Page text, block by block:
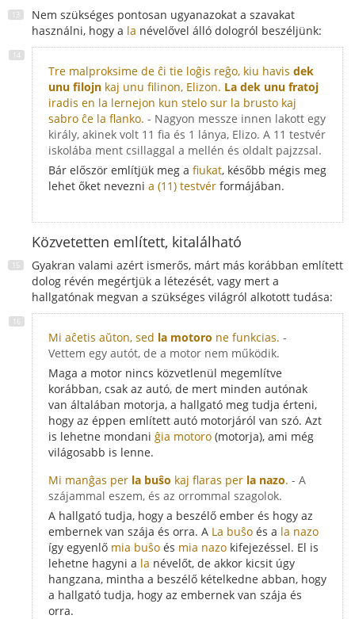
Nem szükséges pontosan ugyanazokat a szavakat
használni, hogy a la névelővel álló dologról beszéljünk:
Tre malproksime de ĉi tie loĝis reĝo, kiu havis dek
unu filojn kaj unu filinon, Elizon. La dek unu fratoj
iradis en la lernejon kun stelo sur la brusto kaj
sabro ĉe la flanko. - Nagyon messze innen lakott egy
király, akinek volt 11 fia és 1 lánya, Elizo. A 11 testvér
iskolába ment csillaggal a mellén és oldalt pajzzsal.
Bár először említjük meg a fiukat, később mégis meg
lehet őket nevezni a (11) testvér formájában.
Közvetetten említett, kitalálható
Gyakran valami azért ismerős, márt más korábban említett
dolog révén megértjük a létezését, vagy mert a
hallgatónak megvan a szükséges világról alkotott tudása:
Mi aĉetis aŭton, sed la motoro ne funkcias. -
Vettem egy autót, de a motor nem működik.
Maga a motor nincs közvetlenül megemlítve
korábban, csak az autó, de mert minden autónak
van általában motorja, a hallgató meg tudja érteni,
hogy az éppen említett autó motorjáról van szó. Azt
is lehetne mondani ĝia motoro (motorja), ami még
világosabb is lenne.
Mi manĝas per la buŝo kaj flaras per la nazo. - A
szájammal eszem, és az orrommal szagolok.
A hallgató tudja, hogy a beszélő ember és hogy az
embernek van szája és orra. A La buŝo és a la nazo
így egyenlő mia buŝo és mia nazo kifejezéssel. El is
lehetne hagyni a la névelőt, de akkor kicsit úgy
hangzana, mintha a beszélő kételkedne abban, hogy
a hallgató tudja, hogy az embernek van szája és
orra.